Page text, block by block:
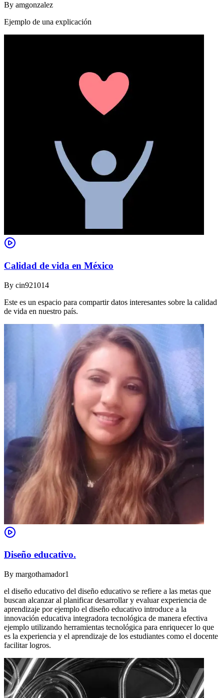
By amgonzalez
Ejemplo de una explicación
Calidad de vida en México
By cin921014
Este es un espacio para compartir datos interesantes sobre la calidad
de vida en nuestro país.
Diseño educativo.
By margothamador1
el diseño educativo del diseño educativo se refiere a las metas que
buscan alcanzar al planificar desarrollar y evaluar experiencia de
aprendizaje por ejemplo el diseño educativo introduce a la
innovación educativa integradora tecnológica de manera efectiva
ejemplo utilizando herramientas tecnológica para enriquecer lo que
es la experiencia y el aprendizaje de los estudiantes como el docente
facilitar logros.